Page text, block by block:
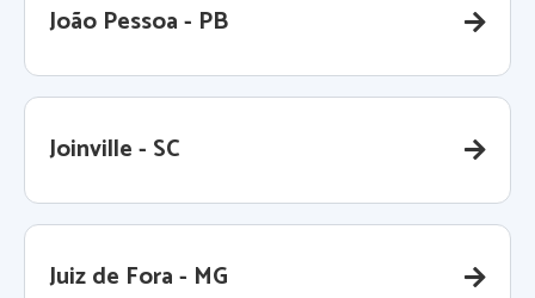
João Pessoa - PB
Joinville - SC
Juiz de Fora - MG